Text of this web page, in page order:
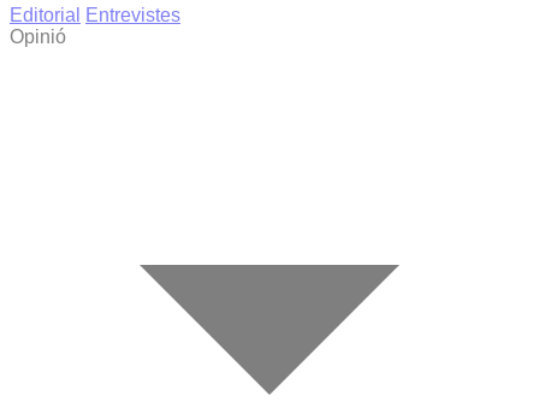
Editorial
Entrevistes
Opinió